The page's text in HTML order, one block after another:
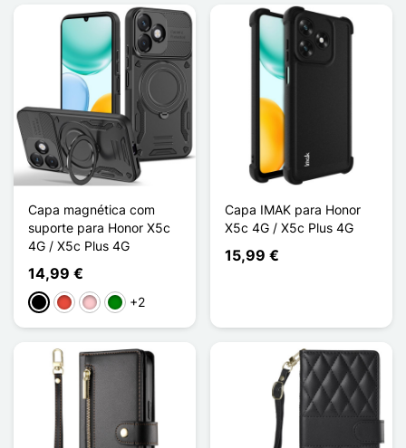
Capa magnética com
suporte para Honor X5c
4G / X5c Plus 4G
14,99 €
PretoVermelho
RosaVerde
+2
Capa IMAK para Honor
X5c 4G / X5c Plus 4G
15,99 €